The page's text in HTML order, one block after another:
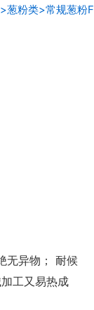
>葱粉类>常规葱粉F
无异物； 耐候
工又易热成